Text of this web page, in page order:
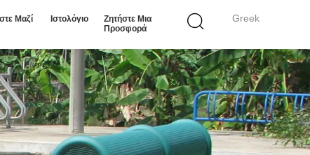
Greek
Μαζί
Ιστολόγιο
Ζητήστε Μια
Προσφορά